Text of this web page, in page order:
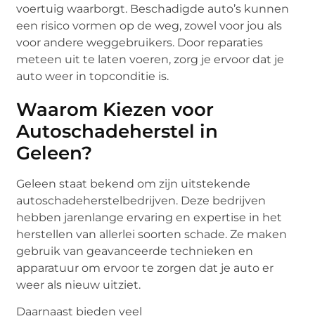
voertuig waarborgt. Beschadigde auto’s kunnen
een risico vormen op de weg, zowel voor jou als
voor andere weggebruikers. Door reparaties
meteen uit te laten voeren, zorg je ervoor dat je
auto weer in topconditie is.
Waarom Kiezen voor
Autoschadeherstel in
Geleen?
Geleen staat bekend om zijn uitstekende
autoschadeherstelbedrijven. Deze bedrijven
hebben jarenlange ervaring en expertise in het
herstellen van allerlei soorten schade. Ze maken
gebruik van geavanceerde technieken en
apparatuur om ervoor te zorgen dat je auto er
weer als nieuw uitziet.
Daarnaast bieden veel